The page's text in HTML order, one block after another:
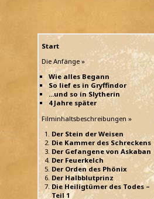
Start
Die Anfänge »
Wie alles Begann
So lief es in Gryffindor
...und so in Slytherin
4 Jahre später
Filminhaltsbeschreibungen »
Der Stein der Weisen
Die Kammer des Schreckens
Der Gefangene von Askaban
Der Feuerkelch
Der Orden des Phönix
Der Halbblutprinz
Die Heiligtümer des Todes –
Teil 1